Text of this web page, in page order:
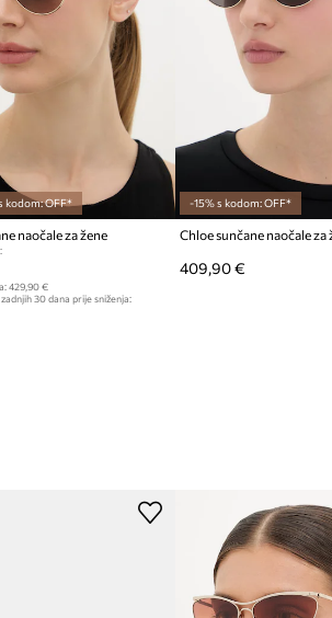
karakter i eleganciju
pohranjivanju naočala
održavanje leća čistima
kodom: OFF*
naočale za žene
429,90 €
30 dana prije sniženja:
-15% s kodom: OFF*
Chloe sunčane naočale za
409,90 €